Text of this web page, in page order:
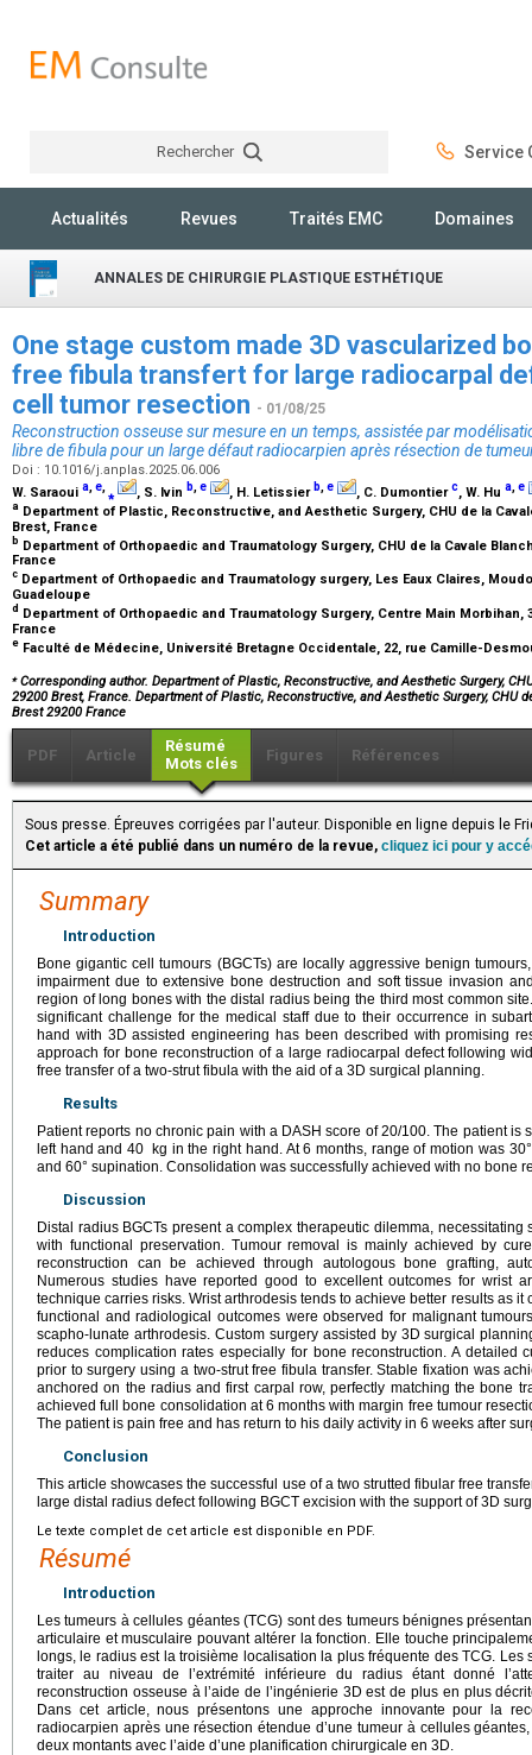
Rechercher Service
Actualités Revues Traités EMC Domaines
ANNALES DE CHIRURGIE PLASTIQUE ESTHÉTIQUE
One stage custom made 3D vascularized
free fibula transfert for large radiocarpal
cell tumor resection - 01/08/25
Reconstruction osseuse sur mesure en un temps, assistée par
libre de fibula pour un large défaut radiocarpien après résection de
Doi : 10.1016/j.anplas.2025.06.006
W. Saraoui a,e,⁎ , S. Ivin b,e , H. Letissier b,e , C. Dumontierc, W. Hu a,e
a Department of Plastic, Reconstructive, and Aesthetic Surgery, CHU de la
Brest, France
b Department of Orthopaedic and Traumatology Surgery, CHU de la Cavale
France
c Department of Orthopaedic and Traumatology surgery, Les Eaux Claires,
Guadeloupe
d Department of Orthopaedic and Traumatology Surgery, Centre Main Morbihan,
France
e Faculté de Médecine, Université Bretagne Occidentale, 22, rue Camille-
⁎Corresponding author. Department of Plastic, Reconstructive, and Aesthetic Surgery,
29200 Brest, France. Department of Plastic, Reconstructive, and Aesthetic Surgery, CHU
Brest 29200 France
PDF Article
Résumé
Mots clés
Figures Références
Sous presse. Épreuves corrigées par l'auteur. Disponible en ligne depuis le
Cet article a été publié dans un numéro de la revue, cliquez ici pour y
Summary
Introduction
Bone gigantic cell tumours (BGCTs) are locally aggressive benign
impairment due to extensive bone destruction and soft tissue invasion
region of long bones with the distal radius being the third most common
significant challenge for the medical staff due to their occurrence in
hand with 3D assisted engineering has been described with promising
approach for bone reconstruction of a large radiocarpal defect following
free transfer of a two-strut fibula with the aid of a 3D surgical planning.
Results
Patient reports no chronic pain with a DASH score of 20/100. The patient
left hand and 40 kg in the right hand. At 6 months, range of motion was
and 60° supination. Consolidation was successfully achieved with no bone
Discussion
Distal radius BGCTs present a complex therapeutic dilemma,
with functional preservation. Tumour removal is mainly achieved by
reconstruction can be achieved through autologous bone grafting,
Numerous studies have reported good to excellent outcomes for wrist
technique carries risks. Wrist arthrodesis tends to achieve better results as
functional and radiological outcomes were observed for malignant
scapho-lunate arthrodesis. Custom surgery assisted by 3D surgical
reduces complication rates especially for bone reconstruction. A detailed
prior to surgery using a two-strut free fibula transfer. Stable fixation was
anchored on the radius and first carpal row, perfectly matching the bone
achieved full bone consolidation at 6 months with margin free tumour
The patient is pain free and has return to his daily activity in 6 weeks after
Conclusion
This article showcases the successful use of a two strutted fibular free
large distal radius defect following BGCT excision with the support of 3D
Le texte complet de cet article est disponible en PDF.
Résumé
Introduction
Les tumeurs à cellules géantes (TCG) sont des tumeurs bénignes
articulaire et musculaire pouvant altérer la fonction. Elle touche
longs, le radius est la troisième localisation la plus fréquente des TCG. Les
traiter au niveau de l’extrémité inférieure du radius étant donné
reconstruction osseuse à l’aide de l’ingénierie 3D est de plus en plus
Dans cet article, nous présentons une approche innovante pour la
radiocarpien après une résection étendue d’une tumeur à cellules
deux montants avec l’aide d’une planification chirurgicale en 3D.